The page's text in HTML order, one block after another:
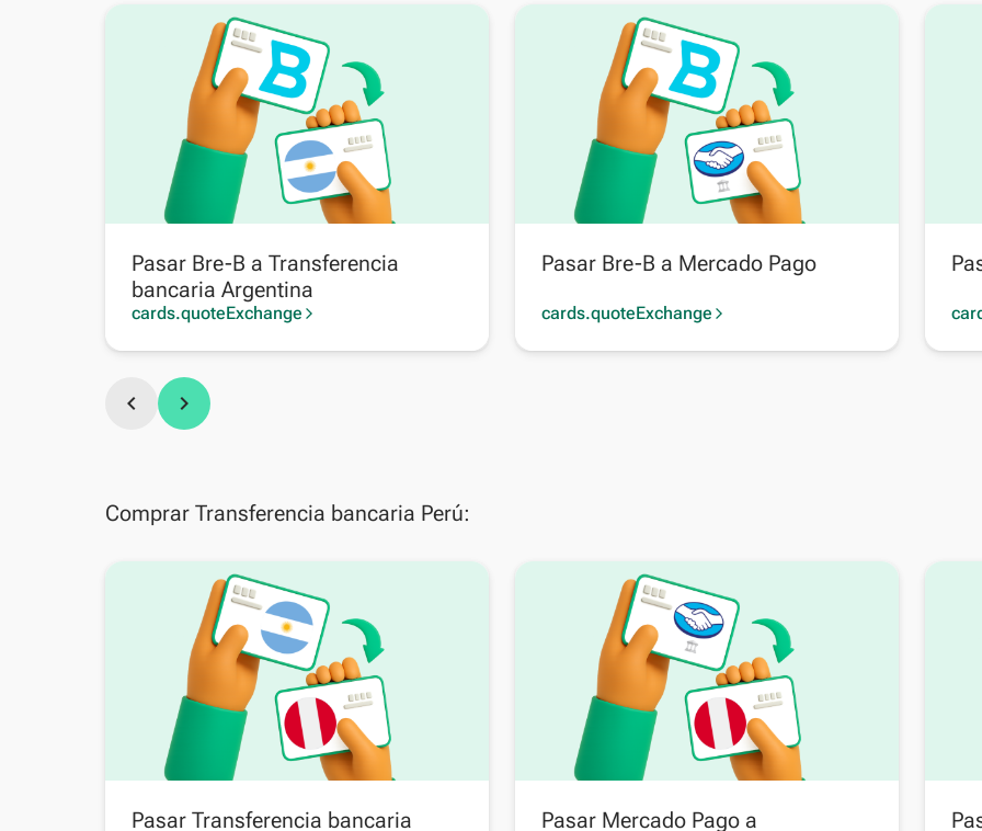
Pasar Bre-B a Transferencia
bancaria Argentina
cards.quoteExchange arrow_forward_ios
Pasar Bre-B a Mercado Pago
cards.quoteExchange arrow_forward_ios
chevron_left chevron_right
Comprar Transferencia bancaria Perú:
Pasar Transferencia bancaria Pasar Mercado Pago a